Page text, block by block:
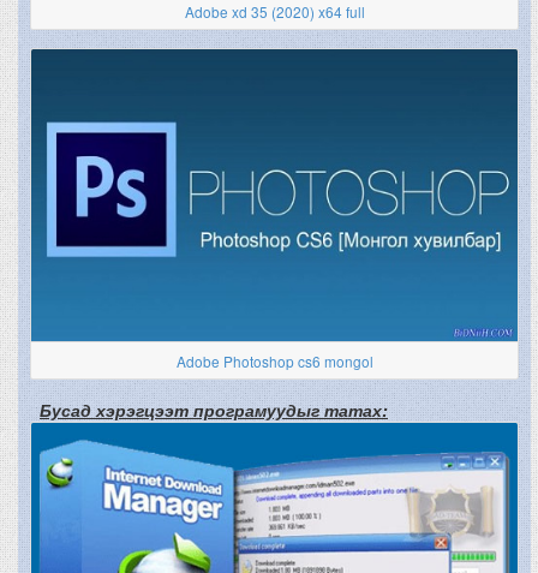
Adobe xd 35 (2020) x64 full
Adobe Photoshop cs6 mongol
Бусад хэрэгцээт програмуудыг татах: